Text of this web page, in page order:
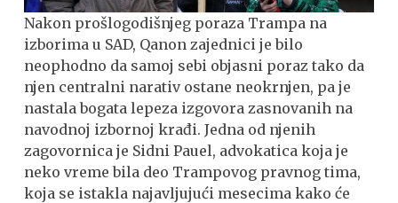
Nakon prošlogodišnjeg poraza Trampa na
izborima u SAD, Qanon zajednici je bilo
neophodno da samoj sebi objasni poraz tako da
njen centralni narativ ostane neokrnjen, pa je
nastala bogata lepeza izgovora zasnovanih na
navodnoj izbornoj krađi. Jedna od njenih
zagovornica je Sidni Pauel, advokatica koja je
neko vreme bila deo Trampovog pravnog tima,
koja se istakla najavljujući mesecima kako će